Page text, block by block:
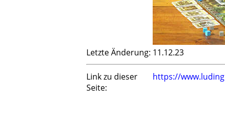
Letzte Änderung: 11.12.23
Link zu dieser
Seite:
https://